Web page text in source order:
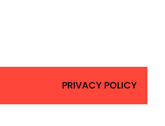
PRIVACY POLICY